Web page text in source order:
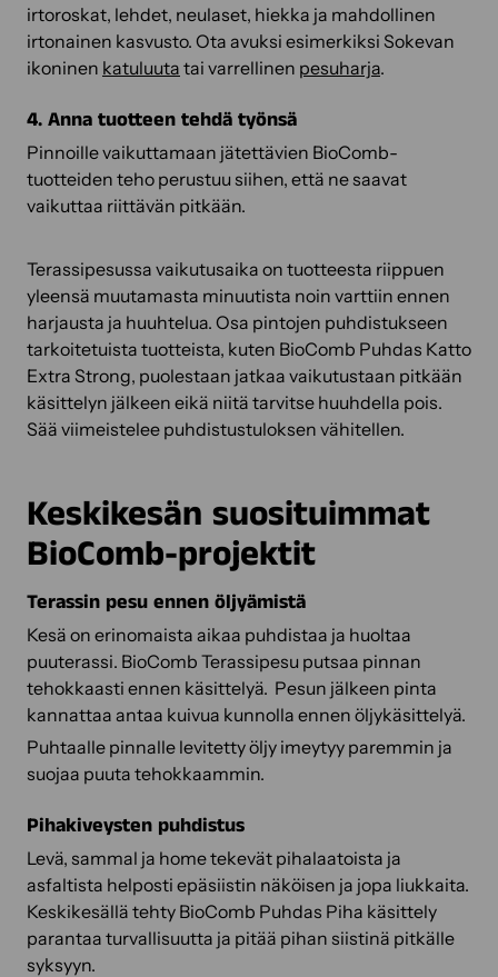
irtoroskat, lehdet, neulaset, hiekka ja mahdollinen
irtonainen kasvusto. Ota avuksi esimerkiksi Sokevan
ikoninen katuluuta tai varrellinen pesuharja.
4. Anna tuotteen tehdä työnsä
Pinnoille vaikuttamaan jätettävien BioComb-
tuotteiden teho perustuu siihen, että ne saavat
vaikuttaa riittävän pitkään.
Terassipesussa vaikutusaika on tuotteesta riippuen
yleensä muutamasta minuutista noin varttiin ennen
harjausta ja huuhtelua. Osa pintojen puhdistukseen
tarkoitetuista tuotteista, kuten BioComb Puhdas Katto
Extra Strong, puolestaan jatkaa vaikutustaan pitkään
käsittelyn jälkeen eikä niitä tarvitse huuhdella pois.
Sää viimeistelee puhdistustuloksen vähitellen.
Keskikesän suosituimmat
BioComb-projektit
Terassin pesu ennen öljyämistä
Kesä on erinomaista aikaa puhdistaa ja huoltaa
puuterassi. BioComb Terassipesu putsaa pinnan
tehokkaasti ennen käsittelyä. Pesun jälkeen pinta
kannattaa antaa kuivua kunnolla ennen öljykäsittelyä.
Puhtaalle pinnalle levitetty öljy imeytyy paremmin ja
suojaa puuta tehokkaammin.
Pihakiveysten puhdistus
Levä, sammal ja home tekevät pihalaatoista ja
asfaltista helposti epäsiistin näköisen ja jopa liukkaita.
Keskikesällä tehty BioComb Puhdas Piha käsittely
parantaa turvallisuutta ja pitää pihan siistinä pitkälle
syksyyn.